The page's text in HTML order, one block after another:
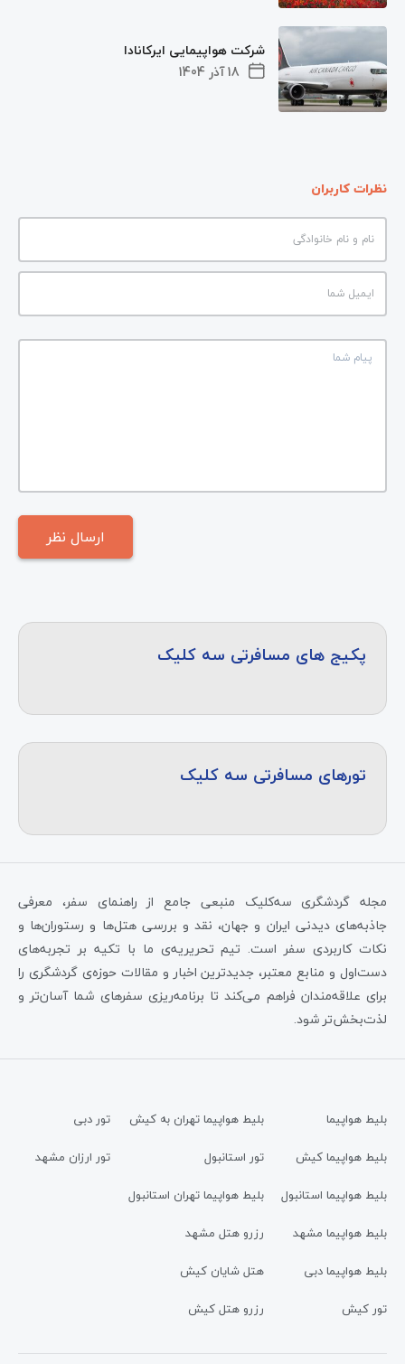
18 آذر 1404
شرکت هواپیمایی ایرکانادا
نظرات کاربران
پکیج های مسافرتی سه کلیک
تورهای مسافرتی سه کلیک
مجله گردشگری سه‌کلیک منبعی جامع از راهنمای سفر، معرفی
جاذبه‌های دیدنی ایران و جهان، نقد و بررسی هتل‌ها و رستوران‌ها و
نکات کاربردی سفر است. تیم تحریریه‌ی ما با تکیه بر تجربه‌های
دست‌اول و منابع معتبر، جدیدترین اخبار و مقالات حوزه‌ی گردشگری را
برای علاقه‌مندان فراهم می‌کند تا برنامه‌ریزی سفرهای شما آسان‌تر و
لذت‌بخش‌تر شود.
بلیط هواپیما
بلیط هواپیما کیش
بلیط هواپیما استانبول
بلیط هواپیما مشهد
بلیط هواپیما دبی
تور کیش
بلیط هواپیما تهران به کیش
تور استانبول
بلیط هواپیما تهران استانبول
رزرو هتل مشهد
هتل شایان کیش
رزرو هتل کیش
تور دبی
تور ارزان مشهد